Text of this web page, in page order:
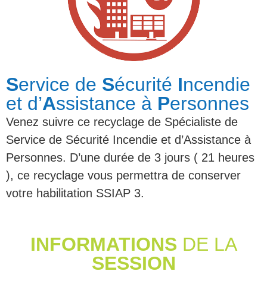
Service de Sécurité Incendie
et d’Assistance à Personnes
Venez suivre ce recyclage de Spécialiste de
Service de Sécurité Incendie et d’Assistance à
Personnes. D’une durée de 3 jours ( 21 heures
), ce recyclage vous permettra de conserver
votre habilitation SSIAP 3.
INFORMATIONS DE LA
SESSION